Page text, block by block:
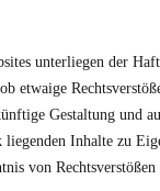
unterliegen der
etwaige
Gestaltung und
Inhalte zu
von